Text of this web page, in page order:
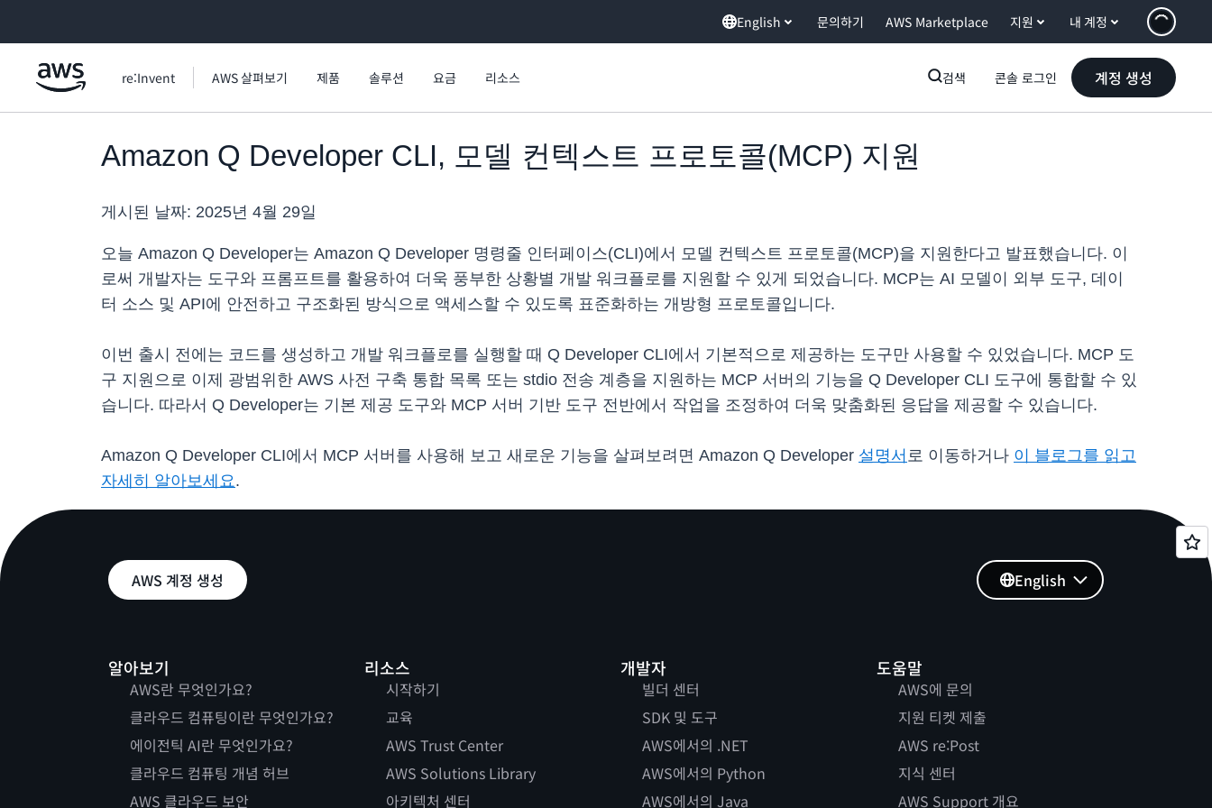
English 문의하기 AWS Marketplace 지원 내 계정
re:Invent AWS 살펴보기 제품 솔루션 요금 리소스 검색 콘솔 로그인 계정 생성
Amazon Q Developer CLI, 모델 컨텍스트 프로토콜(MCP) 지원
게시된 날짜: 2025년 4월 29일
오늘 Amazon Q Developer는 Amazon Q Developer 명령줄 인터페이스(CLI)에서 모델 컨텍스트 프로토콜(MCP)을 지원한다고 발표했습니다. 이
로써 개발자는 도구와 프롬프트를 활용하여 더욱 풍부한 상황별 개발 워크플로를 지원할 수 있게 되었습니다. MCP는 AI 모델이 외부 도구, 데이
터 소스 및 API에 안전하고 구조화된 방식으로 액세스할 수 있도록 표준화하는 개방형 프로토콜입니다.
이번 출시 전에는 코드를 생성하고 개발 워크플로를 실행할 때 Q Developer CLI에서 기본적으로 제공하는 도구만 사용할 수 있었습니다. MCP 도
구 지원으로 이제 광범위한 AWS 사전 구축 통합 목록 또는 stdio 전송 계층을 지원하는 MCP 서버의 기능을 Q Developer CLI 도구에 통합할 수 있
습니다. 따라서 Q Developer는 기본 제공 도구와 MCP 서버 기반 도구 전반에서 작업을 조정하여 더욱 맞춤화된 응답을 제공할 수 있습니다.
Amazon Q Developer CLI에서 MCP 서버를 사용해 보고 새로운 기능을 살펴보려면 Amazon Q Developer 설명서 로 이동하거나 이 블로그를 읽고
자세히 알아보세요.
AWS 계정 생성
알아보기
AWS란 무엇인가요?
클라우드 컴퓨팅이란 무엇인가요?
에이전틱 AI란 무엇인가요?
클라우드 컴퓨팅 개념 허브
AWS 클라우드 보안
리소스
시작하기
교육
AWS Trust Center
AWS Solutions Library
아키텍처 센터
개발자
빌더 센터
SDK 및 도구
AWS에서의 .NET
AWS에서의 Python
AWS에서의 Java
도움말
AWS에 문의
지원 티켓 제출
AWS re:Post
지식 센터
AWS Support 개요
English